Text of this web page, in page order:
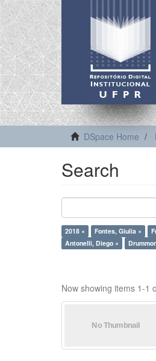
DSpace Home
Search
2018 × Fontes, Giulia ×
Antonelli, Diego ×
Now showing items 1-1